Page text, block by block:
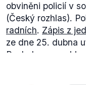
obviněni policií v
(Český rozhlas).
radních. Zápis z
ze dne 25. dubna
Pocheho – navrhl